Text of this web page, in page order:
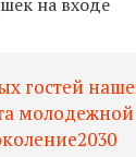
гостей